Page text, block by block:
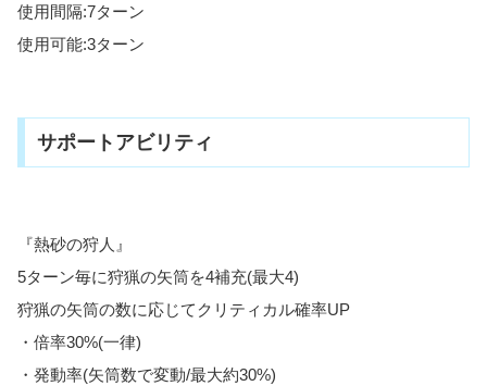
使用間隔:7ターン
使用可能:3ターン
サポートアビリティ
『熱砂の狩人』
5ターン毎に狩猟の矢筒を4補充(最大4)
狩猟の矢筒の数に応じてクリティカル確率UP
・倍率30%(一律)
・発動率(矢筒数で変動/最大約30%)